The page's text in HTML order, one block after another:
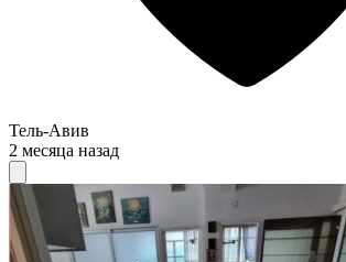
Тель-Авив
2 месяца назад